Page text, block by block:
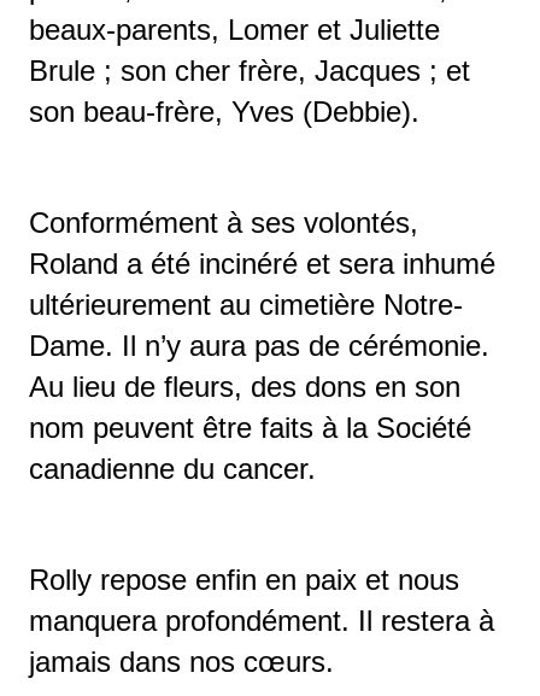
beaux-parents, Lomer et Juliette
Brule ; son cher frère, Jacques ; et
son beau-frère, Yves (Debbie).
Conformément à ses volontés,
Roland a été incinéré et sera inhumé
ultérieurement au cimetière Notre-
Dame. Il n’y aura pas de cérémonie.
Au lieu de fleurs, des dons en son
nom peuvent être faits à la Société
canadienne du cancer.
Rolly repose enfin en paix et nous
manquera profondément. Il restera à
jamais dans nos cœurs.